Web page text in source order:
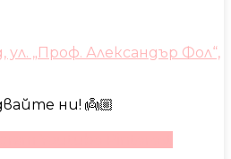
„Проф. Александър Фол“,
ни! 👼🏼